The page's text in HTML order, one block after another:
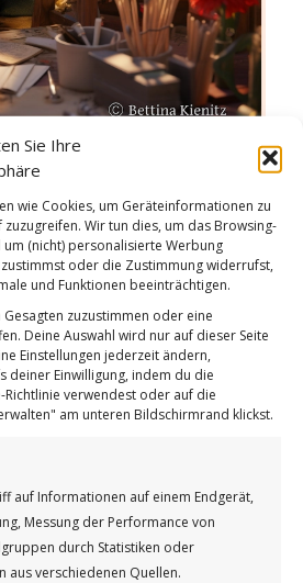
Sie Ihre
wie Cookies, um Geräteinformationen zu
Wir tun dies, um das Browsing-
(nicht) personalisierte Werbung
oder die Zustimmung widerrufst,
und Funktionen beeinträchtigen.
zuzustimmen oder eine
Deine Auswahl wird nur auf dieser Seite
Einstellungen jederzeit ändern,
deiner Einwilligung, indem du die
Richtlinie verwendest oder auf die
am unteren Bildschirmrand klickst.
auf Informationen auf einem Endgerät,
Messung der Performance von
durch Statistiken oder
aus verschiedenen Quellen.
[Total: 2 Average: 5]
Wie findest du diesen Beitrag?
[Total: 2Average:
/ VONGÜNTER
ist ein Stück